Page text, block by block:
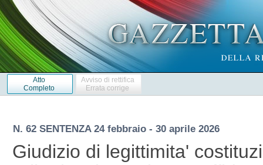
Atto
Completo
Avviso di rettifica
Errata corrige
N. 62 SENTENZA 24 febbraio - 30 aprile 2026
Giudizio di legittimita'